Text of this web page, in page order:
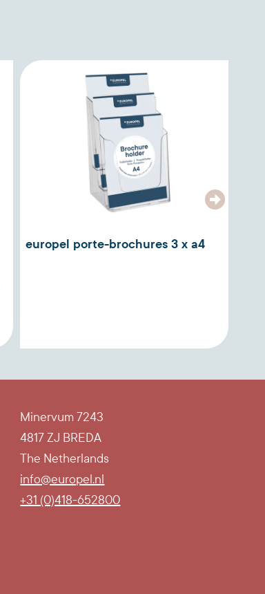
europel porte-brochures 3 x a4
Minervum 7243
4817 ZJ BREDA
The Netherlands
info@europel.nl
+31 (0)418-652800